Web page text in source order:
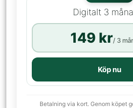
Digitalt 3
149 kr/ 3
Köp nu
Betalning via kort. Genom köpet